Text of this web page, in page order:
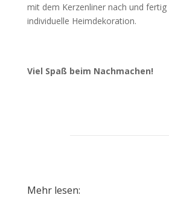
mit dem Kerzenliner nach und
individuelle Heimdekoration.
Viel Spaß beim Nachmachen!
Mehr lesen: